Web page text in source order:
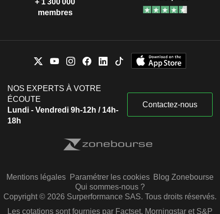
+ 1 300 000
membres
NOS EXPERTS À VOTRE
ÉCOUTE
Lundi - Vendredi 9h-12h / 14h-
18h
Contactez-nous
Mentions légales Paramétrer les cookies Blog Zonebourse
Qui sommes-nous ?
Copyright © 2026 Surperformance SAS. Tous droits réservés.
Les cotations sont fournies par Factset, Morningstar et S&P